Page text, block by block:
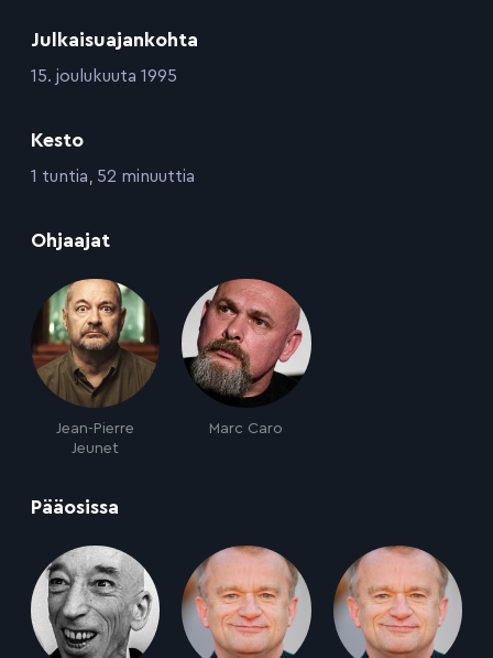
Julkaisuajankohta
:15. joulukuuta 1995
Kesto
:1 tuntia, 52 minuuttia
Ohjaajat
Jean-Pierre
Jeunet
Marc Caro
Pääosissa